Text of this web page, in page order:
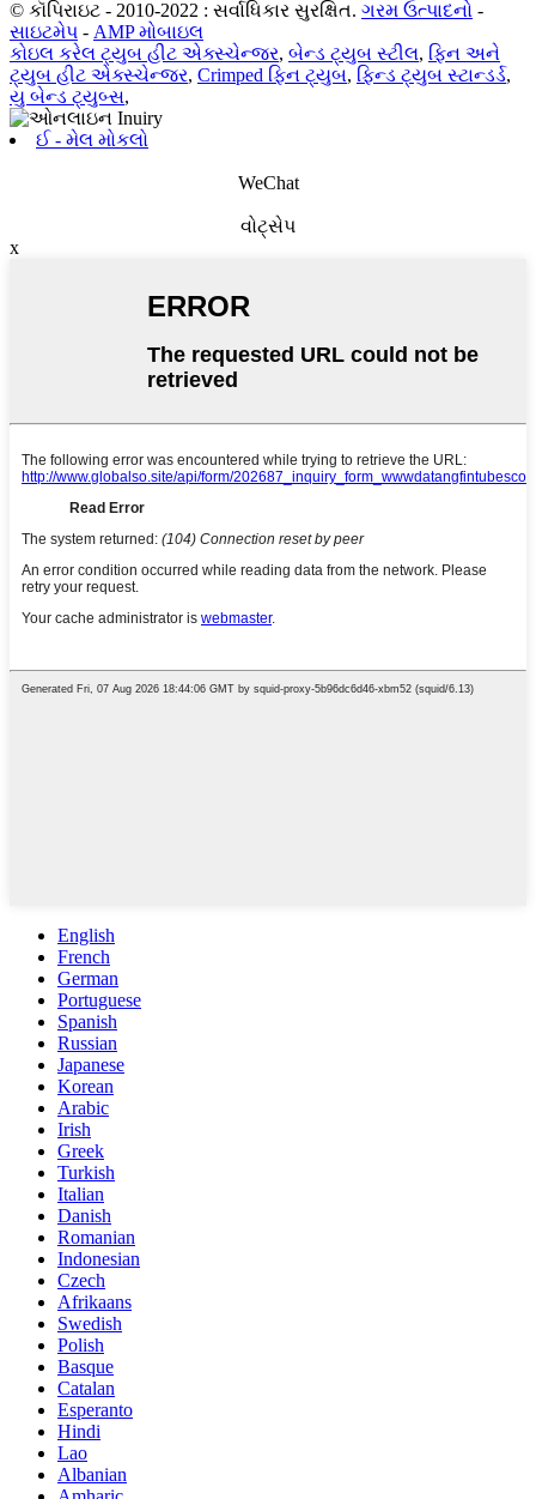
© કૉપિરાઇટ - 2010-2022 : સર્વાધિકાર સુરક્ષિત. ગરમ ઉત્પાદનો -
સાઇટમેપ - AMP મોબાઇલ
કોઇલ કરેલ ટ્યુબ હીટ એક્સ્ચેન્જર, બેન્ડ ટ્યુબ સ્ટીલ, ફિન અને
ટ્યુબ હીટ એક્સ્ચેન્જર, Crimped ફિન ટ્યુબ, ફિન્ડ ટ્યુબ સ્ટાન્ડર્ડ,
યુ બેન્ડ ટ્યુબ્સ,
ઈ - મેલ મોકલો
WeChat
વોટ્સેપ
x
English
French
German
Portuguese
Spanish
Russian
Japanese
Korean
Arabic
Irish
Greek
Turkish
Italian
Danish
Romanian
Indonesian
Czech
Afrikaans
Swedish
Polish
Basque
Catalan
Esperanto
Hindi
Lao
Albanian